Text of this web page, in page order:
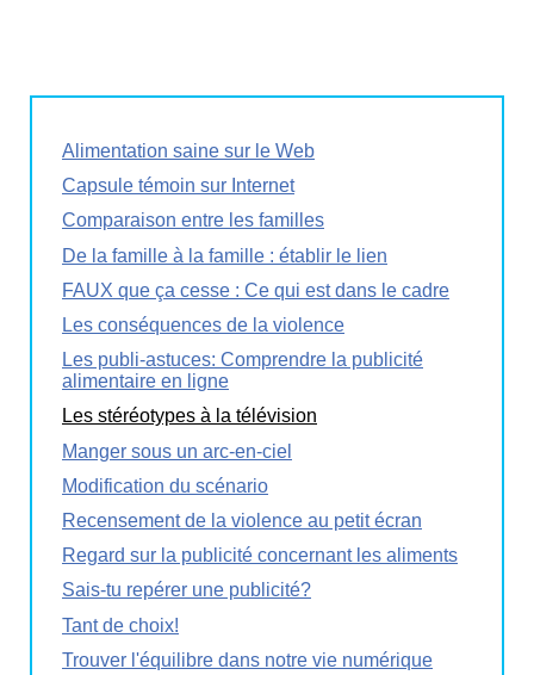
Alimentation saine sur le Web
Capsule témoin sur Internet
Comparaison entre les familles
De la famille à la famille : établir le lien
FAUX que ça cesse : Ce qui est dans le cadre
Les conséquences de la violence
Les publi-astuces: Comprendre la publicité
alimentaire en ligne
Les stéréotypes à la télévision
Manger sous un arc-en-ciel
Modification du scénario
Recensement de la violence au petit écran
Regard sur la publicité concernant les aliments
Sais-tu repérer une publicité?
Tant de choix!
Trouver l'équilibre dans notre vie numérique